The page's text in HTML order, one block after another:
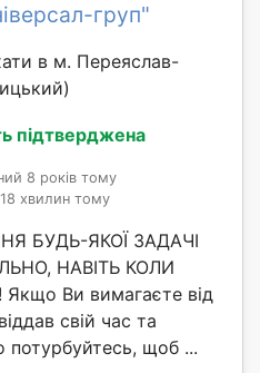
груп"
в м. Переяслав-
підтверджена
8 років тому
18 хвилин тому
БУДЬ-ЯКОЇ ЗАДАЧІ
НАВІТЬ КОЛИ
Ви вимагаєте від
свій час та
потурбуйтесь, щоб ...